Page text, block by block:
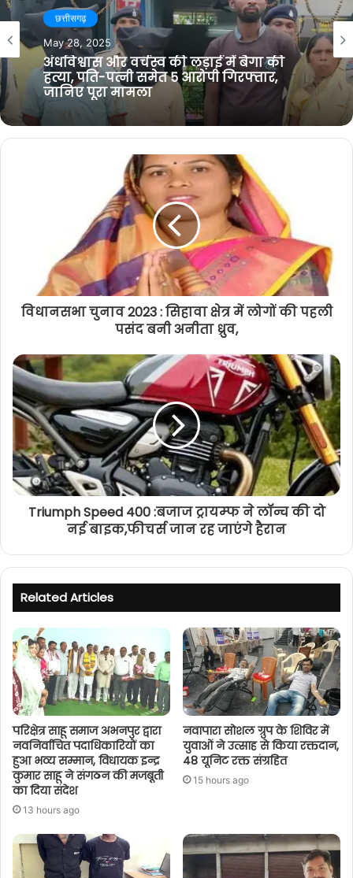
t
e
o
k
t
e
g
r
a
m
छत्तीसगढ़
May 28, 2025
अंधविश्वास और वर्चस्व की लड़ाई में बैगा की
हत्या, पति-पत्नी समेत 5 आरोपी गिरफ्तार,
जानिए पूरा मामला
धमतरी
September 20, 2025
कार्यशाला का सफल आयोजन: 60 उद्यमियों के
लिए ऑनलाइन ऋण प्रकरण तैयार
विधानसभा चुनाव 2023 : सिहावा क्षेत्र में लोगों की पहली
पसंद बनी अनीता ध्रुव,
Triumph Speed 400 :बजाज ट्रायम्फ ने लॉन्च की दो
नई बाइक,फीचर्स जान रह जाएंगे हैरान
Related Articles
परिक्षेत्र साहू समाज अभनपुर द्वारा
नवनिर्वाचित पदाधिकारियों का
हुआ भव्य सम्मान, विधायक इन्द्र
कुमार साहू ने संगठन की मजबूती
का दिया संदेश
13 hours ago
नवापारा सोशल ग्रुप के शिविर में
युवाओं ने उत्साह से किया रक्तदान,
48 यूनिट रक्त संग्रहित
15 hours ago